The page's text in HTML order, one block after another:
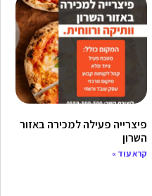
פיצרייה פעילה למכירה באזור
השרון
קרא עוד »